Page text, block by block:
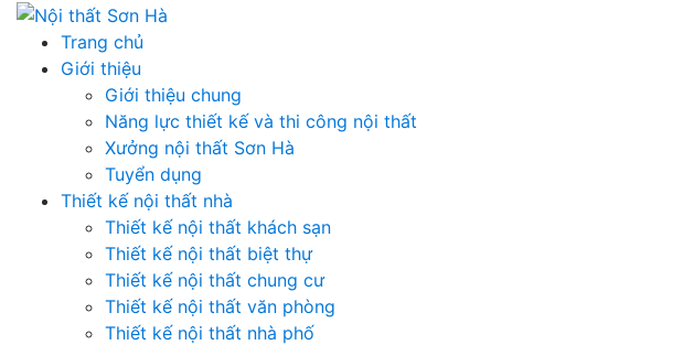
Skip
content
Trang chủ
Giới thiệu
Giới thiệu chung
Năng lực thiết kế và thi công nội thất
Xưởng nội thất Sơn Hà
Tuyển dụng
Thiết kế nội thất nhà
Thiết kế nội thất khách sạn
Thiết kế nội thất biệt thự
Thiết kế nội thất chung cư
Thiết kế nội thất văn phòng
Thiết kế nội thất nhà phố